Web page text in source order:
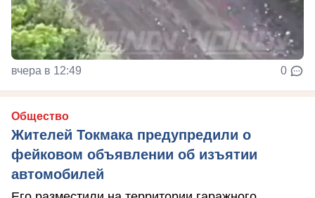
вчера в 12:49 0
Общество
Жителей Токмака предупредили о
фейковом объявлении об изъятии
автомобилей